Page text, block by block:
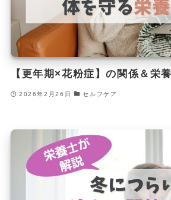
【更年期×花粉症】の関係＆栄
2026年2月26日 セルフケア